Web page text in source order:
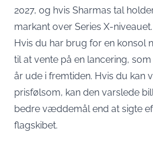
2027, og hvis Sharmas tal
markant over Series X-niveauet.
Hvis du har brug for en konsol
til at vente på en lancering,
år ude i fremtiden. Hvis du kan
prisfølsom, kan den varslede
bedre væddemål end at sigte
flagskibet.